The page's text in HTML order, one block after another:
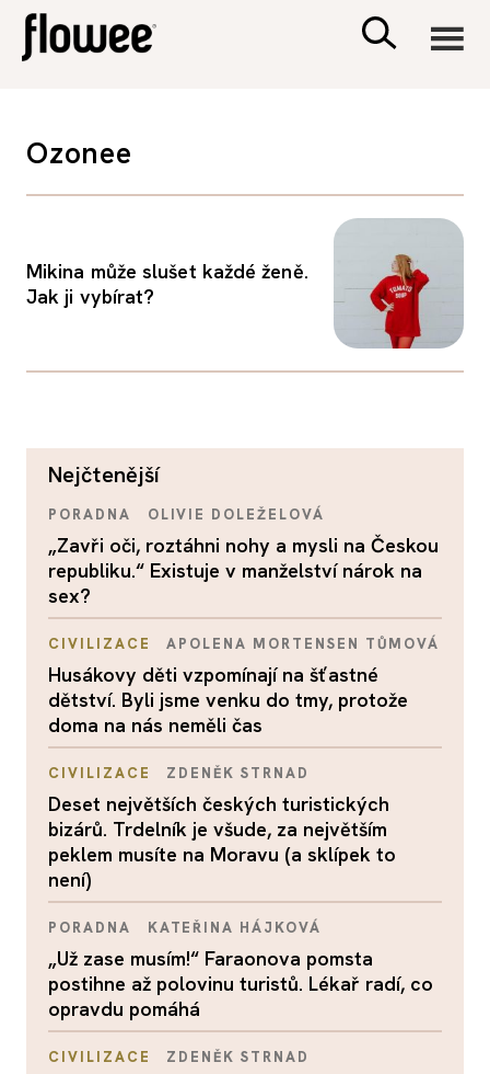
PORADNA
Ozonee
Mikina může slušet každé ženě.
Jak ji vybírat?
nejčtenější
PORADNA OLIVIE DOLEŽELOVÁ
„Zavři oči, roztáhni nohy a mysli na Českou
republiku.“ Existuje v manželství nárok na
sex?
CIVILIZACE APOLENA MORTENSEN TŮMOVÁ
Husákovy děti vzpomínají na šťastné
dětství. Byli jsme venku do tmy, protože
doma na nás neměli čas
CIVILIZACE ZDENĚK STRNAD
Deset největších českých turistických
bizárů. Trdelník je všude, za největším
peklem musíte na Moravu (a sklípek to
není)
PORADNA KATEŘINA HÁJKOVÁ
„Už zase musím!“ Faraonova pomsta
postihne až polovinu turistů. Lékař radí, co
opravdu pomáhá
CIVILIZACE ZDENĚK STRNAD